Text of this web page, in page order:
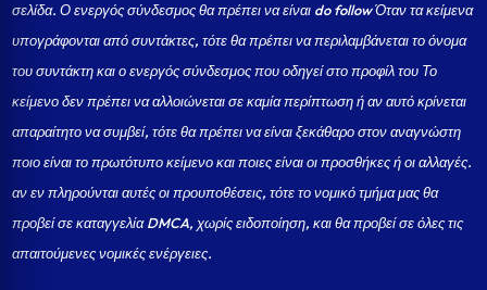
σελίδα.Ο ενεργός σύνδεσμος θα πρέπει να είναι do follow Όταν τα κείμενα
υπογράφονται από συντάκτες, τότε θα πρέπει να περιλαμβάνεται το όνομα
του συντάκτη και ο ενεργός σύνδεσμος που οδηγεί στο προφίλ του Το
κείμενο δεν πρέπει να αλλοιώνεται σε καμία περίπτωση ή αν αυτό κρίνεται
απαραίτητο να συμβεί, τότε θα πρέπει να είναι ξεκάθαρο στον αναγνώστη
ποιο είναι το πρωτότυπο κείμενο και ποιες είναι οι προσθήκες ή οι αλλαγές.
αν εν πληρούνται αυτές οι προυποθέσεις, τότε το νομικό τμήμα μας θα
προβεί σε καταγγελία DMCA, χωρίς ειδοποίηση, και θα προβεί σε όλες τις
απαιτούμενες νομικές ενέργειες.